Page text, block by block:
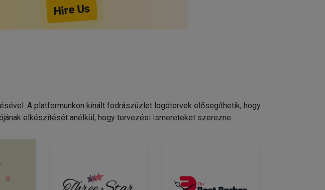
Hire Us
A platformunkon kínált fodrászüzlet logótervek elősegíthetik, hogy
elkészítését anélkül, hogy tervezési ismereteket szerezne.